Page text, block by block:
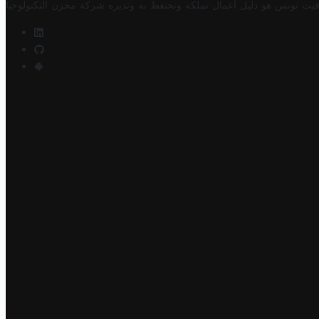
تونس هو دليل أعمال تملكه وتحتفظ به وتديره شركة مخزن التكنولوجيا